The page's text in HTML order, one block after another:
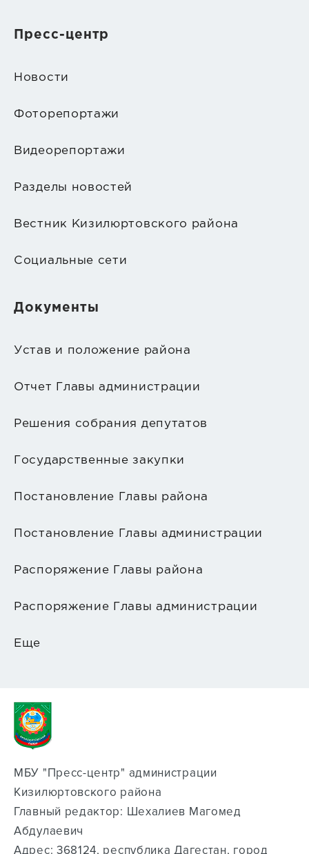
Пресс-центр
Новости
Фоторепортажи
Видеорепортажи
Разделы новостей
Вестник Кизилюртовского района
Социальные сети
Документы
Устав и положение района
Отчет Главы администрации
Решения собрания депутатов
Государственные закупки
Постановление Главы района
Постановление Главы администрации
Распоряжение Главы района
Распоряжение Главы администрации
Еще
МБУ "Пресс-центр" администрации
Кизилюртовского района
Главный редактор: Шехалиев Магомед
Абдулаевич
Адрес: 368124, республика Дагестан, город